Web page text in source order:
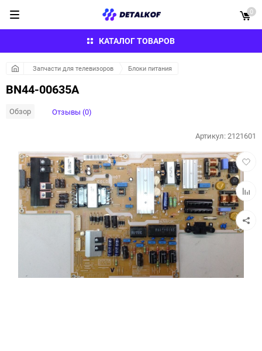
КАТАЛОГ ТОВАРОВ
0
Запчасти для телевизоров Блоки питания
BN44-00635A
Обзор Отзывы (0)
в
к
Артикул:2121601